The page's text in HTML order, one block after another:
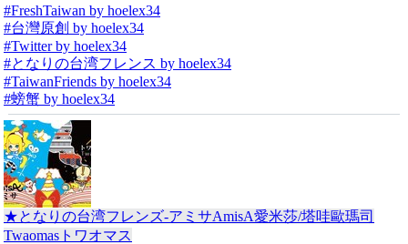
#FreshTaiwan by hoelex34
#台灣原創 by hoelex34
#Twitter by hoelex34
#となりの台湾フレンス by hoelex34
#TaiwanFriends by hoelex34
#螃蟹 by hoelex34
★となりの台湾フレンズ-アミサAmisA愛米莎/塔哇歐瑪司
Twaomasトワオマス